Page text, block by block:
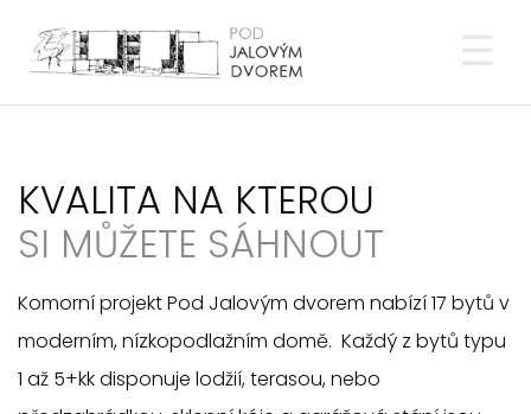
POD JALOVÝM DVOREM
KVALITA NA KTEROU
SI MŮŽETE SÁHNOUT
Komorní projekt Pod Jalovým dvorem nabízí 17 bytů v
moderním, nízkopodlažním domě. Každý z bytů typu
1 až 5+kk disponuje lodžií, terasou, nebo